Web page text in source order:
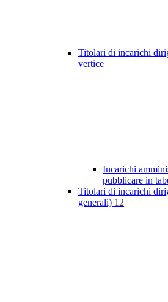
Titolari di incarichi
vertice
Incarichi
pubblicare in
Titolari di incarichi
generali) 12